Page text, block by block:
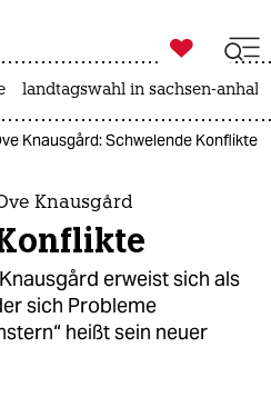
ich
ich

taz zahl ich
landtagswahl in sachsen-anhalt
Knausgård: Schwelende Konflikte
Knausgård
erweist sich als
sich Probleme
heißt sein neuer